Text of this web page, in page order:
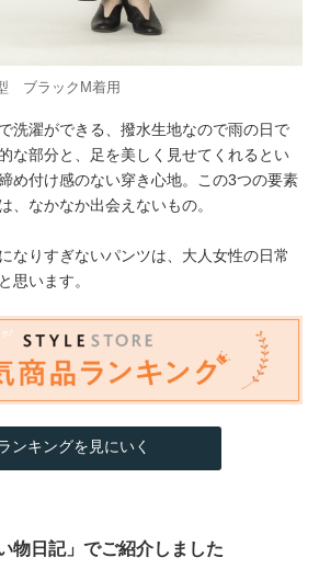
ブラックM着用
洗濯ができる、撥水生地なので雨の日で
な部分と、足を美しく見せてくれるとい
め付け感のない穿き心地。この3つの要素
、なかなか出会えないもの。
なりすぎないパンツは、大人女性の日常
思います。
ンキングを見にいく
物日記」でご紹介しました